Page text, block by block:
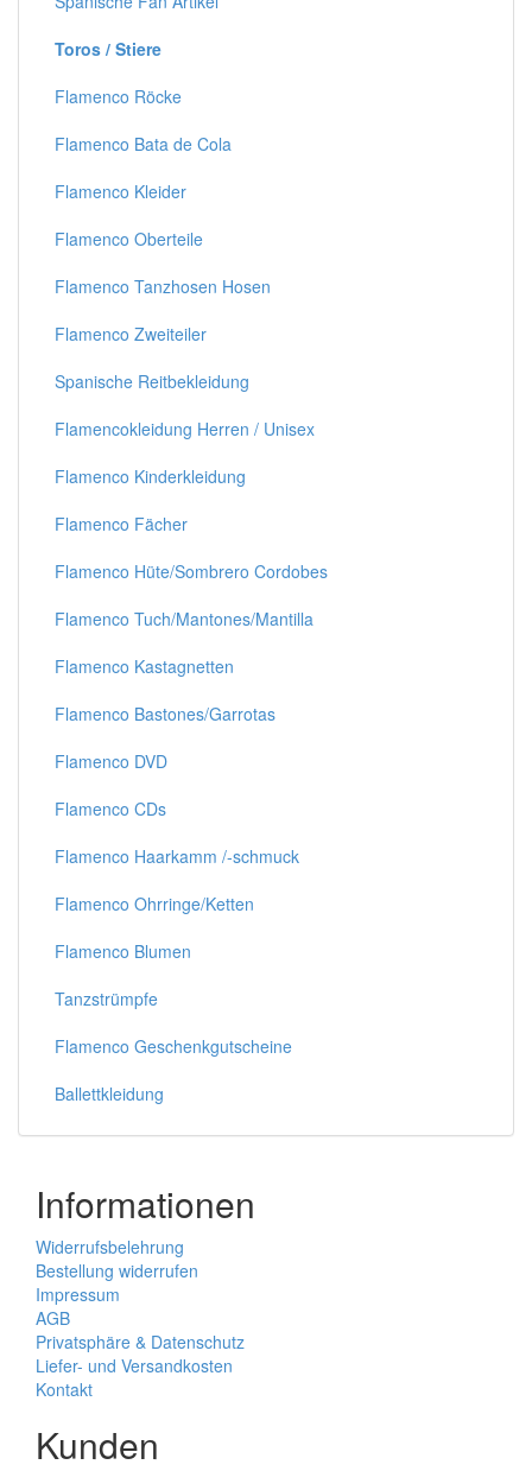
Toros / Stiere
Flamenco Röcke
Flamenco Bata de Cola
Flamenco Kleider
Flamenco Oberteile
Flamenco Tanzhosen Hosen
Flamenco Zweiteiler
Spanische Reitbekleidung
Flamencokleidung Herren / Unisex
Flamenco Kinderkleidung
Flamenco Fächer
Flamenco Hüte/Sombrero Cordobes
Flamenco Tuch/Mantones/Mantilla
Flamenco Kastagnetten
Flamenco Bastones/Garrotas
Flamenco DVD
Flamenco CDs
Flamenco Haarkamm /-schmuck
Flamenco Ohrringe/Ketten
Flamenco Blumen
Tanzstrümpfe
Flamenco Geschenkgutscheine
Ballettkleidung
Informationen
Widerrufsbelehrung
Bestellung widerrufen
Impressum
AGB
Privatsphäre & Datenschutz
Liefer- und Versandkosten
Kontakt
Kunden